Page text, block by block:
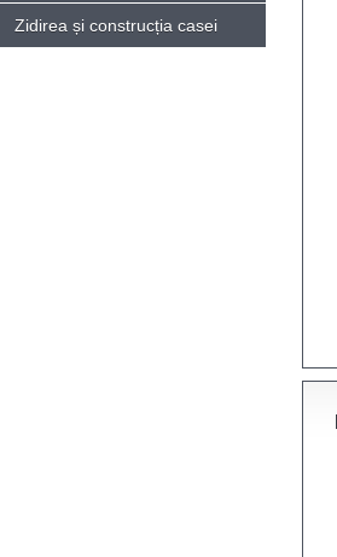
Zidirea și construcția casei